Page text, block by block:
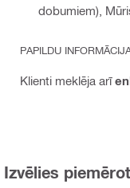
dobumiem),
PAPILDU
Klienti meklēja arī
Izvēlies